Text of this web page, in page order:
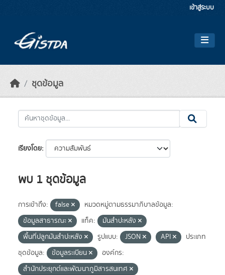
เข้าสู่ระบบ
ชุดข้อมูล
เรียงโดย
พบ 1 ชุดข้อมูล
การเข้าถึง: false
หมวดหมู่ตามธรรมาภิบาลข้อมูล:
ข้อมูลสาธารณะ
แท็ค:
มันสำปะหลัง
พื้นที่ปลูกมันสำปะหลัง
รูปแบบ: JSON API
ประเภท
ชุดข้อมูล:
ข้อมูลระเบียน
องค์กร:
สำนักประยุกต์และพัฒนาภูมิสารสนเทศ